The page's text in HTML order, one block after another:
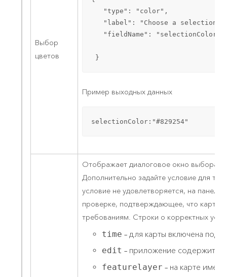
Выбор
цветов
   "type": "color",
"label": "Choose a selection
   "fieldName": "selectionColor"
}
Пример выходных данных
selectionColor:"#829254"
Отображает диалоговое окно выбора
Дополнительно задайте условие для
условие не удовлетворяется, на
проверке, подтверждающее, что карта
требованиям. Строки о корректных
time – для карты включена
edit – приложение содержит
featurelayer – на карте